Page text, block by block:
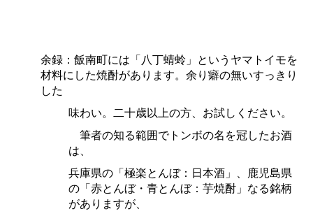
余録：飯南町には「八丁蜻蛉」というヤマトイモを
材料にした焼酎があります。余り癖の無いすっきり
した
味わい。二十歳以上の方、お試しください。
筆者の知る範囲でトンボの名を冠したお酒
は、
兵庫県の「極楽とんぼ：日本酒」、鹿児島県
の「赤とんぼ・青とんぼ：芋焼酎」なる銘柄
がありますが、